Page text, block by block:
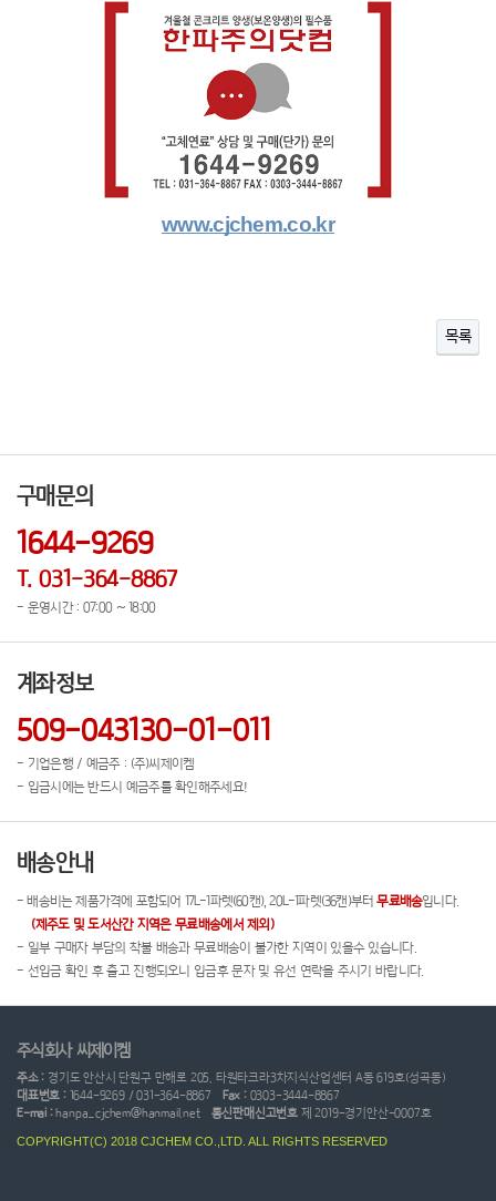
www.cjchem.co.kr
목록
구매문의
1644-9269
T. 031-364-8867
- 운영시간 : 07:00 ~ 18:00
계좌정보
509-043130-01-011
- 기업은행 / 예금주 : (주)씨제이켐
- 입금시에는 반드시 예금주를 확인해주세요!
배송안내
- 배송비는 제품가격에 포함되어 17L-1파렛(60캔), 20L-1파렛(36캔)부터무료배송입니다.
(제주도 및 도서산간 지역은 무료배송에서 제외)
- 일부 구매자 부담의 착불 배송과 무료배송이 불가한 지역이 있을수 있습니다.
- 선입금 확인 후 출고 진행되오니 입금후 문자 및 유선 연락을 주시기 바랍니다.
주식회사 씨제이켐
주소 : 경기도 안산시 단원구 만해로 205, 타원타크라3차지식산업센터 A동 619호(성곡동)
대표번호 : 1644-9269 / 031-364-8867 Fax : 0303-3444-8867
E-mai :hanpa_cjchem@hanmail.net 통신판매신고번호 제 2019-경기안산-0007호
COPYRIGHT(C) 2018 CJCHEM CO.,LTD. ALL RIGHTS RESERVED